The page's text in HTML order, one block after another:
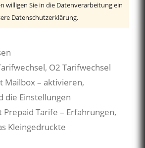
willigen Sie in die Datenverarbeitung ein
Datenschutzerklärung.
, O2 Tarifwechsel
Mailbox – aktivieren,
die Einstellungen
Prepaid Tarife – Erfahrungen,
Kleingedruckte